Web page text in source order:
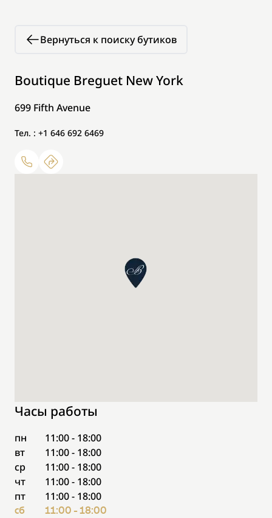
Вернуться к поиску бутиков
Boutique Breguet New York
699 Fifth Avenue
Тел. : +1 646 692 6469
Часы работы
пн
11:00 - 18:00
вт
11:00 - 18:00
ср
11:00 - 18:00
чт
11:00 - 18:00
пт
11:00 - 18:00
сб 11:00 - 18:00